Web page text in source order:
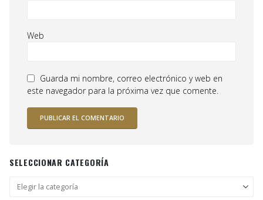
Web
Guarda mi nombre, correo electrónico y web en
este navegador para la próxima vez que comente.
SELECCIONAR CATEGORÍA
Seleccionar
categoría